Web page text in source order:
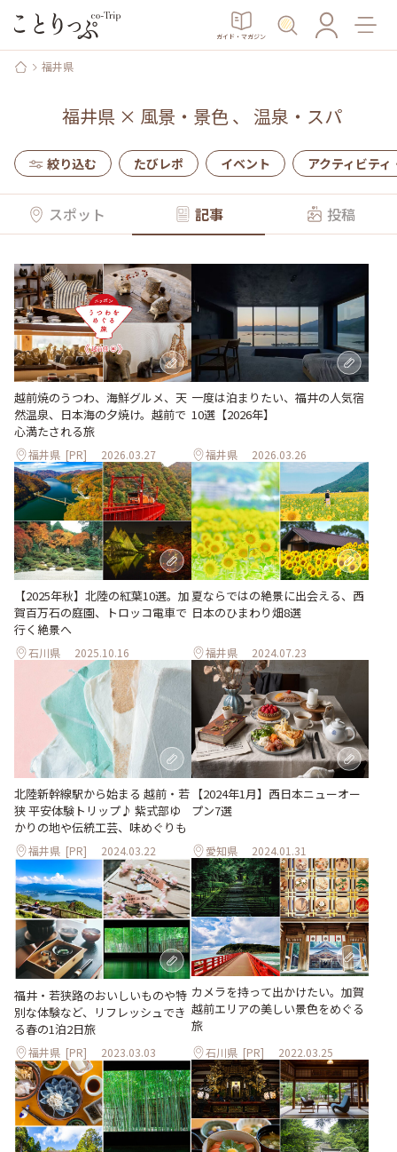
ガイド・マガジン
福井県
福井県 × 風景・景色、 温泉・スパ
絞り込む たびレポ イベント アクティビティ
スポット 記事 投稿
越前焼のうつわ、海鮮グルメ、天
然温泉、日本海の夕焼け。越前で
心満たされる旅
福井県 [PR] 2026.03.27
一度は泊まりたい、福井の人気宿
10選【2026年】
福井県 2026.03.26
【2025年秋】北陸の紅葉10選。加
賀百万石の庭園、トロッコ電車で
行く絶景へ
石川県 2025.10.16
夏ならではの絶景に出会える、西
日本のひまわり畑8選
福井県 2024.07.23
北陸新幹線駅から始まる 越前・若
狭 平安体験トリップ♪ 紫式部ゆ
かりの地や伝統工芸、味めぐりも
福井県 [PR] 2024.03.22
【2024年1月】西日本ニューオー
プン7選
愛知県 2024.01.31
福井・若狭路のおいしいものや特
別な体験など、リフレッシュでき
る春の1泊2日旅
福井県 [PR] 2023.03.03
カメラを持って出かけたい。加賀
越前エリアの美しい景色をめぐる
旅
石川県 [PR] 2022.03.25